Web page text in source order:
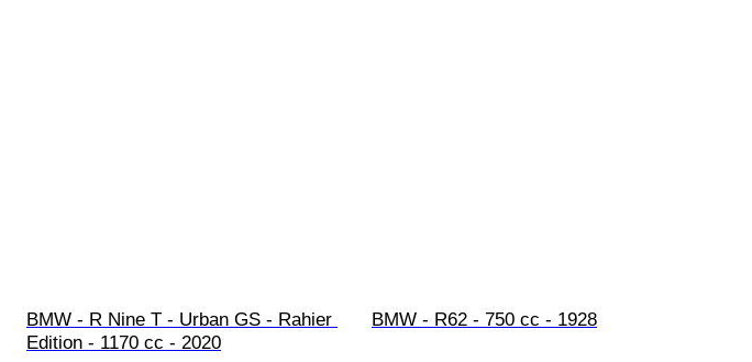
BMW - R Nine T - Urban GS - Rahier
Edition - 1170 cc - 2020
BMW - R62 - 750 cc - 1928